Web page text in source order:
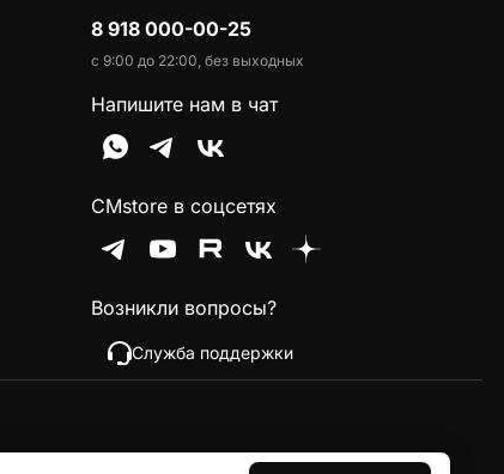
8 918 000-00-25
с 9:00 до 22:00, без выходных
Напишите нам в чат
CMstore в соцсетях
Возникли вопросы?
Служба поддержки